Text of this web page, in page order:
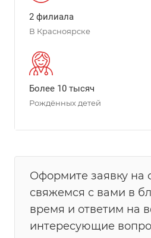
2 филиала
В Красноярске
Более 10 тысяч
Рождённых детей
Оформите заявку на
свяжемся с вами в
время и ответим на
интересующие